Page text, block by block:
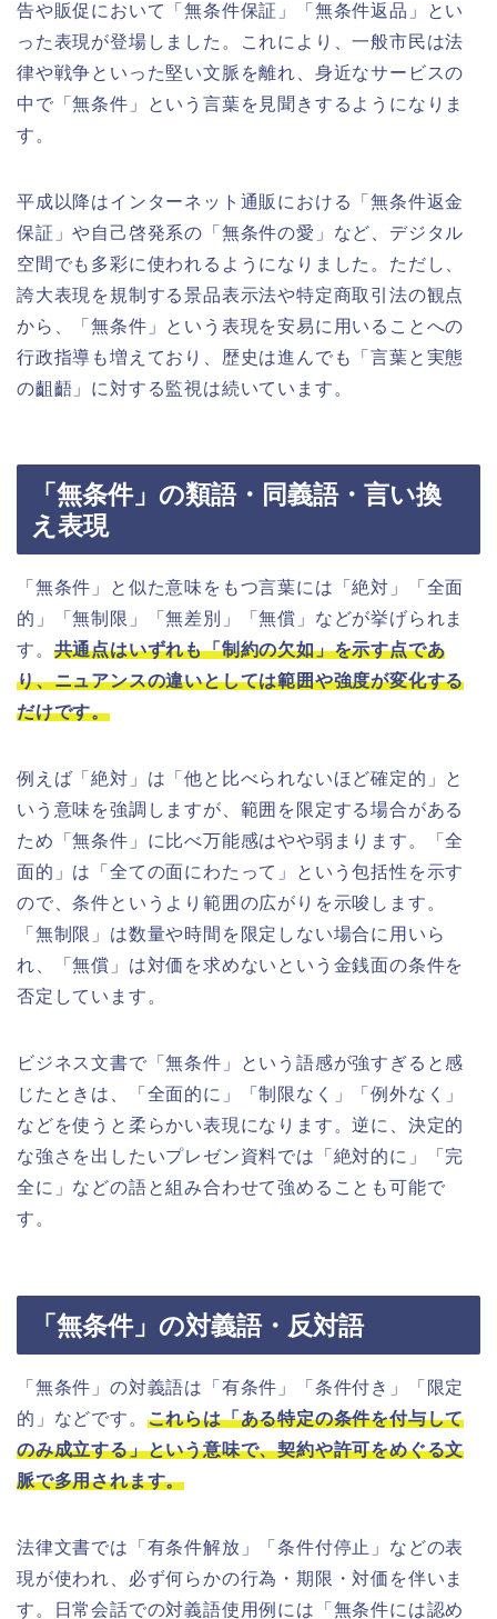
告や販促において「無条件保証」「無条件返品」とい
った表現が登場しました。これにより、一般市民は法
律や戦争といった堅い文脈を離れ、身近なサービスの
中で「無条件」という言葉を見聞きするようになりま
す。
平成以降はインターネット通販における「無条件返金
保証」や自己啓発系の「無条件の愛」など、デジタル
空間でも多彩に使われるようになりました。ただし、
誇大表現を規制する景品表示法や特定商取引法の観点
から、「無条件」という表現を安易に用いることへの
行政指導も増えており、歴史は進んでも「言葉と実態
の齟齬」に対する監視は続いています。
「無条件」の類語・同義語・言い換
え表現
「無条件」と似た意味をもつ言葉には「絶対」「全面
的」「無制限」「無差別」「無償」などが挙げられま
す。 共通点はいずれも「制約の欠如」を示す点であ
り、ニュアンスの違いとしては範囲や強度が変化する
だけです。
例えば「絶対」は「他と比べられないほど確定的」と
いう意味を強調しますが、範囲を限定する場合がある
ため「無条件」に比べ万能感はやや弱まります。「全
面的」は「全ての面にわたって」という包括性を示す
ので、条件というより範囲の広がりを示唆します。
「無制限」は数量や時間を限定しない場合に用いら
れ、「無償」は対価を求めないという金銭面の条件を
否定しています。
ビジネス文書で「無条件」という語感が強すぎると感
じたときは、「全面的に」「制限なく」「例外なく」
などを使うと柔らかい表現になります。逆に、決定的
な強さを出したいプレゼン資料では「絶対的に」「完
全に」などの語と組み合わせて強めることも可能で
す。
「無条件」の対義語・反対語
「無条件」の対義語は「有条件」「条件付き」「限定
的」などです。 これらは「ある特定の条件を付与して
のみ成立する」という意味で、契約や許可をめぐる文
脈で多用されます。
法律文書では「有条件解放」「条件付停止」などの表
現が使われ、必ず何らかの行為・期限・対価を伴いま
す。日常会話での対義語使用例には「無条件には認め